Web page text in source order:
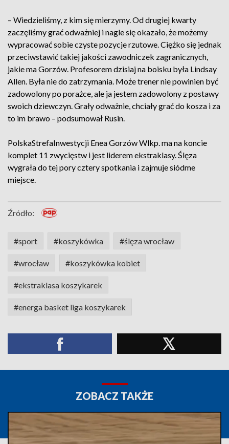
– Wiedzieliśmy, z kim się mierzymy. Od drugiej kwarty
zaczęliśmy grać odważniej i nagle się okazało, że możemy
wypracować sobie czyste pozycje rzutowe. Ciężko się jednak
przeciwstawić takiej jakości zawodniczek zagranicznych,
jakie ma Gorzów. Profesorem dzisiaj na boisku była Lindsay
Allen. Była nie do zatrzymania. Może trener nie powinien być
zadowolony po porażce, ale ja jestem zadowolony z postawy
swoich dziewczyn. Grały odważnie, chciały grać do kosza i za
to im brawo – podsumował Rusin.
PolskaStrefaInwestycji Enea Gorzów Wlkp. ma na koncie
komplet 11 zwycięstw i jest liderem ekstraklasy. Ślęza
wygrała do tej pory cztery spotkania i zajmuje siódme
miejsce.
Źródło:
#sport #koszykówka #ślęza wrocław
#wrocław #koszykówka kobiet
#ekstraklasa koszykarek
#energa basket liga koszykarek
ZOBACZ TAKŻE